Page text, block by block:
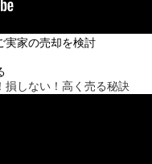
実家の売却を検討
損しない！高く売る秘訣